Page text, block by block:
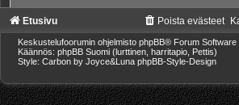
Etusivu Poista evästeet
Keskustelufoorumin ohjelmisto phpBB® Forum Software
Käännös: phpBB Suomi (lurttinen, harritapio, Pettis)
Style: Carbon by Joyce&Luna phpBB-Style-Design